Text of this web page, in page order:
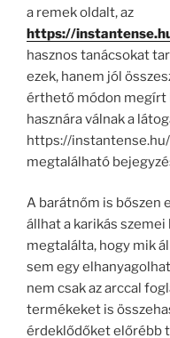
a remek oldalt, az
https://
hasznos tanácsokat
ezek, hanem jól
érthető módon megírt
hasznára válnak a
https://
megtalálható
A barátnőm is bőszen
állhat a karikás
megtalálta, hogy mik
sem egy
nem csak az arccal
termékeket is
érdeklődőket előrébb